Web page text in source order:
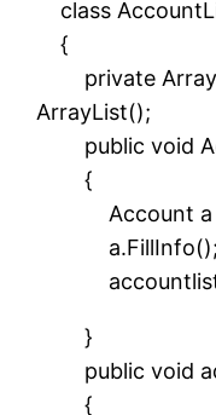
class
{
private
ArrayList();
public void
{
Account a =
a.FillInfo();
}
public void
{